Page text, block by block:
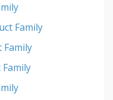
Family
Family